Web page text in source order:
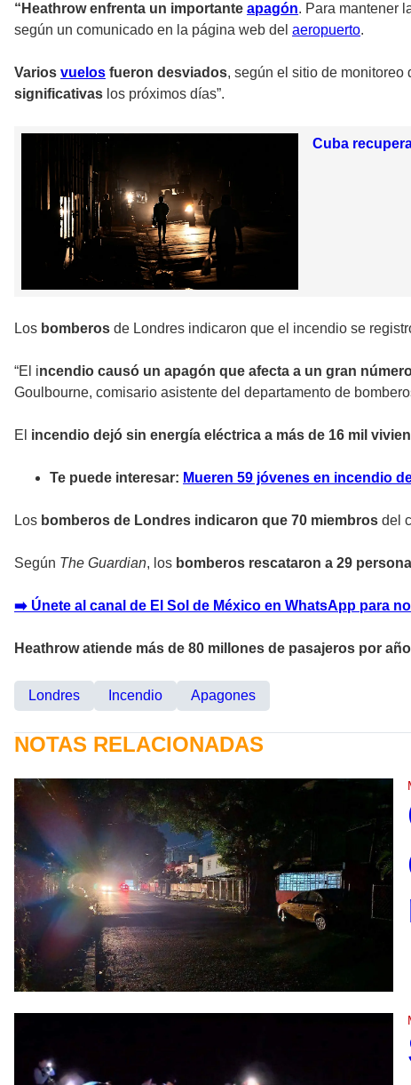
“Heathrow enfrenta un importante apagón. Para mantener
según un comunicado en la página web del aeropuerto.
Varios vuelos fueron desviados, según el sitio de
significativas los próximos días”.
Cuba
Los bomberos de Londres indicaron que el incendio se
“El incendio causó un apagón que afecta a un gran
Goulbourne, comisario asistente del departamento de
El incendio dejó sin energía eléctrica a más de 16 mil
Te puede interesar: Mueren 59 jóvenes en incendio
Los bomberos de Londres indicaron que 70 miembros del
Según The Guardian, los bomberos rescataron a 29
➡️ Únete al canal de El Sol de México en WhatsApp para
Heathrow atiende más de 80 millones de pasajeros por
Londres Incendio Apagones
NOTAS RELACIONADAS